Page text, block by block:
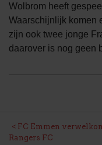
Wolbrom heeft
Waarschijnlijk komen
zijn ook twee jonge
daarover is nog geen
BERICHT
FC Emmen
Rangers FC